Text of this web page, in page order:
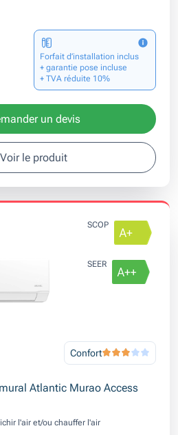
Forfait d’installation inclus
+ garantie pose incluse
+ TVA réduite 10%
un devis
Voir le produit
SCOP
SEER
Confort
Atlantic Murao Access
l'air et/ou chauffer l'air